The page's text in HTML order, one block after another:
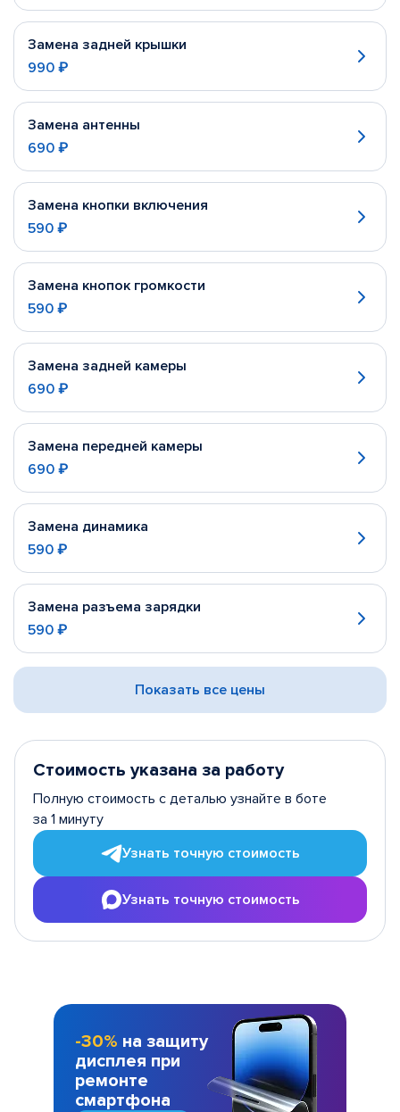
Замена задней крышки
990 ₽
Замена антенны
690 ₽
Замена кнопки включения
590 ₽
Замена кнопок громкости
590 ₽
Замена задней камеры
690 ₽
Замена передней камеры
690 ₽
Замена динамика
590 ₽
Замена разъема зарядки
590 ₽
Показать все цены
Стоимость указана за работу
Полную стоимость с деталью узнайте в боте
за 1 минуту
Узнать точную стоимость
Узнать точную стоимость
-30% на защиту
дисплея при
ремонте
смартфона